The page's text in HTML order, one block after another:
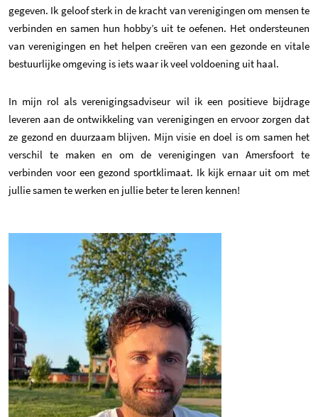
gegeven. Ik geloof sterk in de kracht van verenigingen om mensen te
verbinden en samen hun hobby’s uit te oefenen. Het ondersteunen
van verenigingen en het helpen creëren van een gezonde en vitale
bestuurlijke omgeving is iets waar ik veel voldoening uit haal.
In mijn rol als verenigingsadviseur wil ik een positieve bijdrage
leveren aan de ontwikkeling van verenigingen en ervoor zorgen dat
ze gezond en duurzaam blijven. Mijn visie en doel is om samen het
verschil te maken en om de verenigingen van Amersfoort te
verbinden voor een gezond sportklimaat. Ik kijk ernaar uit om met
jullie samen te werken en jullie beter te leren kennen!